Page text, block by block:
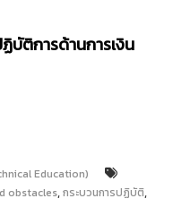
บัติการด้านการเงิน
Education)
obstacles,กระบวนการปฏิบัติ,